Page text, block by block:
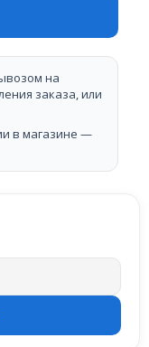
на
заказа, или
в магазине —